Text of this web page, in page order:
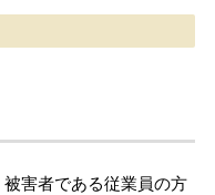
害者である従業員の方